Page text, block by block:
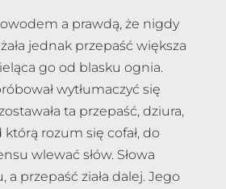
a prawdą, że nigdy
jednak przepaść większa
go od blasku ognia.
wytłumaczyć się
ta przepaść, dziura,
rozum się cofał, do
wlewać słów. Słowa
a przepaść ziała dalej. Jego